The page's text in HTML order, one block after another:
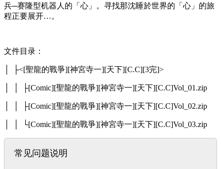
兵─赛隆型机器人的「心」。寻找那沈睡於世界的「心」的旅
程正要展开…。
文件目录：
│ ├<[聖龍的戰爭][神宮寺一][天下][C.C][3完]>
│ │ ├[Comic][聖龍的戰爭][神宮寺一][天下][C.C]Vol_01.zip
│ │ ├[Comic][聖龍的戰爭][神宮寺一][天下][C.C]Vol_02.zip
│ │ └[Comic][聖龍的戰爭][神宮寺一][天下][C.C]Vol_03.zip
常见问题说明